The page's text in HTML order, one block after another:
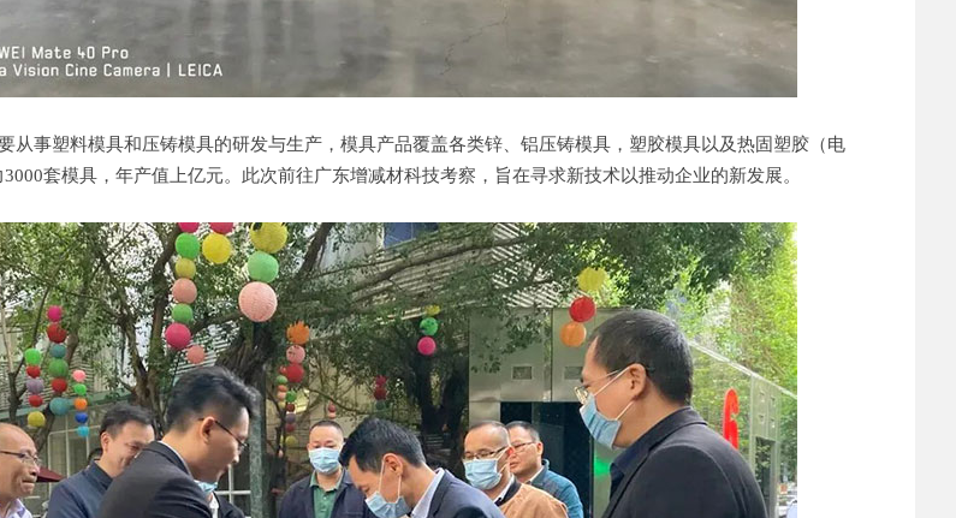
事塑料模具和压铸模具的研发与生产，模具产品覆盖各类锌、铝压铸模具，塑胶模具以及热固塑胶（电
套模具，年产值上亿元。此次前往广东增减材科技考察，旨在寻求新技术以推动企业的新发展。